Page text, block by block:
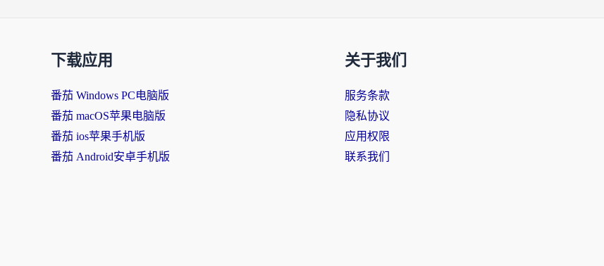
下载应用
番茄 Windows PC电脑版
番茄 macOS苹果电脑版
番茄 ios苹果手机版
番茄 Android安卓手机版
关于我们
服务条款
隐私协议
应用权限
联系我们